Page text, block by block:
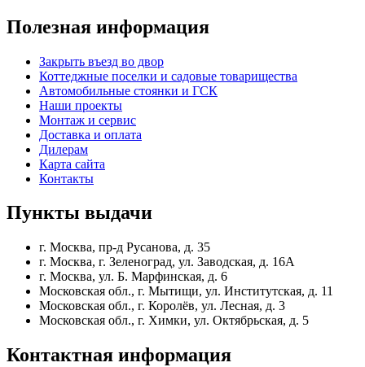
Полезная информация
Закрыть въезд во двор
Коттеджные поселки и садовые товарищества
Автомобильные стоянки и ГСК
Наши проекты
Монтаж и сервис
Доставка и оплата
Дилерам
Карта сайта
Контакты
Пункты выдачи
г. Москва, пр-д Русанова, д. 35
г. Москва, г. Зеленоград, ул. Заводская, д. 16А
г. Москва, ул. Б. Марфинская, д. 6
Московская обл., г. Мытищи, ул. Институтская, д. 11
Московская обл., г. Королёв, ул. Лесная, д. 3
Московская обл., г. Химки, ул. Октябрьская, д. 5
Контактная информация